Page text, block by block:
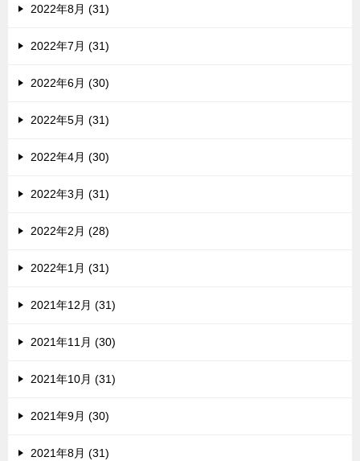
2022年8月 (31)
2022年7月 (31)
2022年6月 (30)
2022年5月 (31)
2022年4月 (30)
2022年3月 (31)
2022年2月 (28)
2022年1月 (31)
2021年12月 (31)
2021年11月 (30)
2021年10月 (31)
2021年9月 (30)
2021年8月 (31)